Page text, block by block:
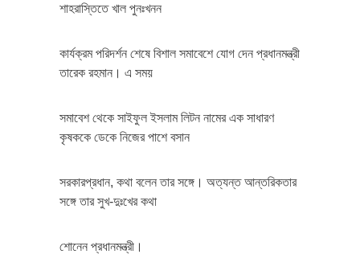
শাহরাস্তিতে খাল পুনঃখনন
কার্যক্রম পরিদর্শন শেষে বিশাল সমাবেশে যোগ দেন প্রধানমন্ত্রী
তারেক রহমান। এ সময়
সমাবেশ থেকে সাইফুল ইসলাম লিটন নামের এক সাধারণ
কৃষককে ডেকে নিজের পাশে বসান
সরকারপ্রধান, কথা বলেন তার সঙ্গে। অত্যন্ত আন্তরিকতার
সঙ্গে তার সুখ-দুঃখের কথা
শোনেন প্রধানমন্ত্রী।